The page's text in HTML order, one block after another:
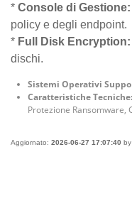
* Console di Gestione:
policy e degli endpoint.
* Full Disk Encryption:
dischi.
Sistemi Operativi
Caratteristiche Tecniche:
Protezione Ransomware,
Aggiornato: 2026-06-27 17:07:40 by